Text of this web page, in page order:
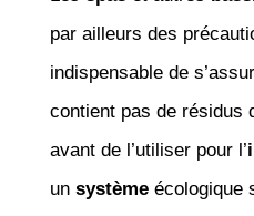
par ailleurs des
indispensable de
contient pas de résidus
avant de l’utiliser pour l’
un systèmeécologique